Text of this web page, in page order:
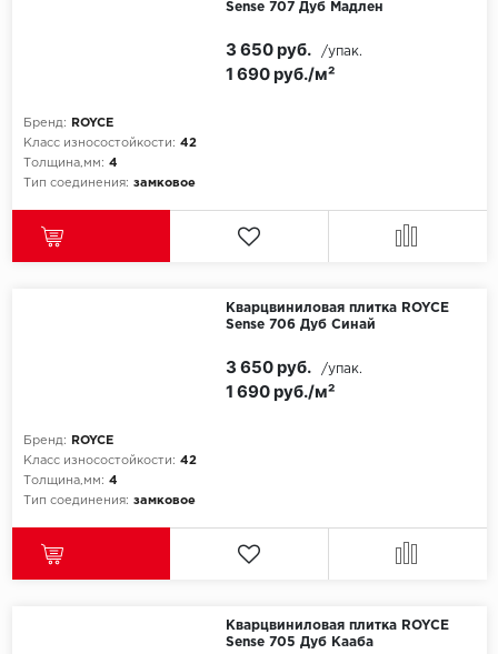
Sense 707 Дуб Мадлен
Бренд:
ROYCE
Класс износостойкости: 42
Толщина,мм: 4
Тип соединения: замковое
1 690 руб./м²
3 650 руб. /упак.
Кварцвиниловая плитка ROYCE
Sense 706 Дуб Синай
Бренд:
ROYCE
Класс износостойкости: 42
Толщина,мм: 4
Тип соединения: замковое
1 690 руб./м²
3 650 руб. /упак.
Кварцвиниловая плитка ROYCE
Sense 705 Дуб Кааба